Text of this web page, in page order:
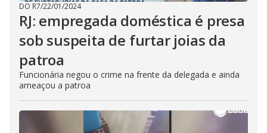
DO R7/22/01/2024
RJ: empregada doméstica é presa
sob suspeita de furtar joias da
patroa
Funcionária negou o crime na frente da delegada e ainda
ameaçou a patroa